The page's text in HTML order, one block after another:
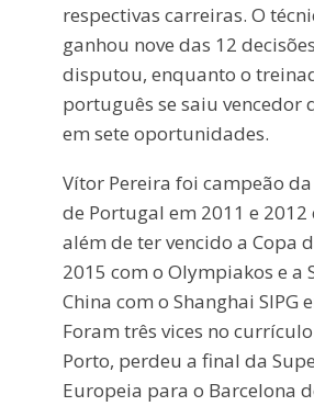
respectivas carreiras. O
ganhou nove das 12
disputou, enquanto o
português se saiu vencedor
em sete oportunidades.
Vítor Pereira foi campeão
de Portugal em 2011 e 2012
além de ter vencido a Copa
2015 com o Olympiakos e a
China com o Shanghai SIPG
Foram três vices no
Porto, perdeu a final da
Europeia para o Barcelona